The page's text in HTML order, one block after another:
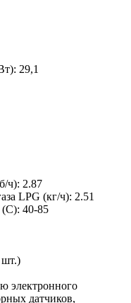
29,1
ч): 2.87
LPG (кг/ч): 2.51
(С): 40-85
шт.)
электронного
датчиков,